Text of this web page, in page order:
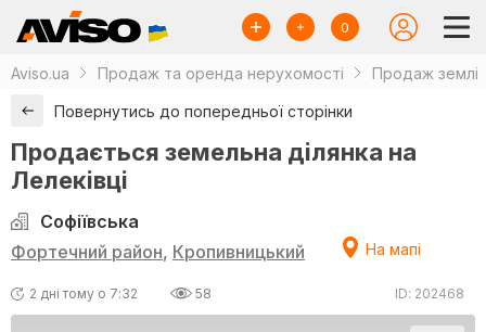
0
Aviso.ua Продаж та оренда нерухомості Продаж землі
Повернутись до попередньої сторінки
Продається земельна ділянка на
Лелеківці
Софіївська
Фортечний район, Кропивницький На мапі
2 дні тому о 7:32 58 ID: 202468